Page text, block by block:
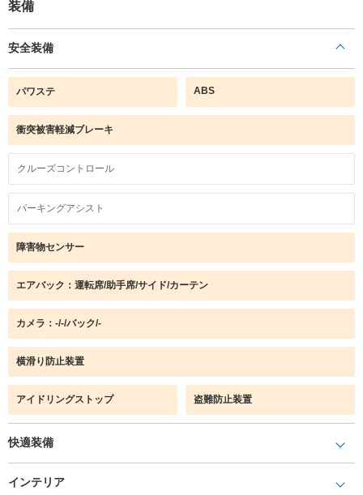
装備
安全装備
パワステ ABS
衝突被害軽減ブレーキ
クルーズコントロール
パーキングアシスト
障害物センサー
エアバック：運転席/助手席/サイド/カーテン
カメラ：-/-/バック/-
横滑り防止装置
アイドリングストップ 盗難防止装置
快適装備
インテリア